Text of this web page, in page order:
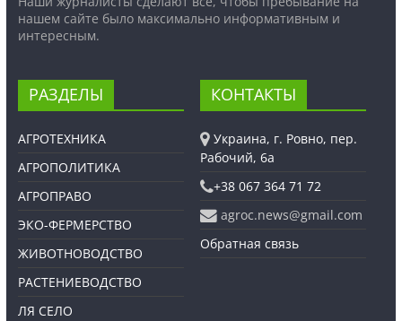
нашем сайте было максимально информативным и
интересным.
РАЗДЕЛЫ
АГРОТЕХНИКА
АГРОПОЛИТИКА
АГРОПРАВО
ЭКО-ФЕРМЕРСТВО
ЖИВОТНОВОДСТВО
РАСТЕНИЕВОДСТВО
ЛЯ СЕЛО
КОНТАКТЫ
Украина, г. Ровно, пер.
Рабочий, 6а
+38 067 364 71 72
agroc.news@gmail.com
Обратная связь